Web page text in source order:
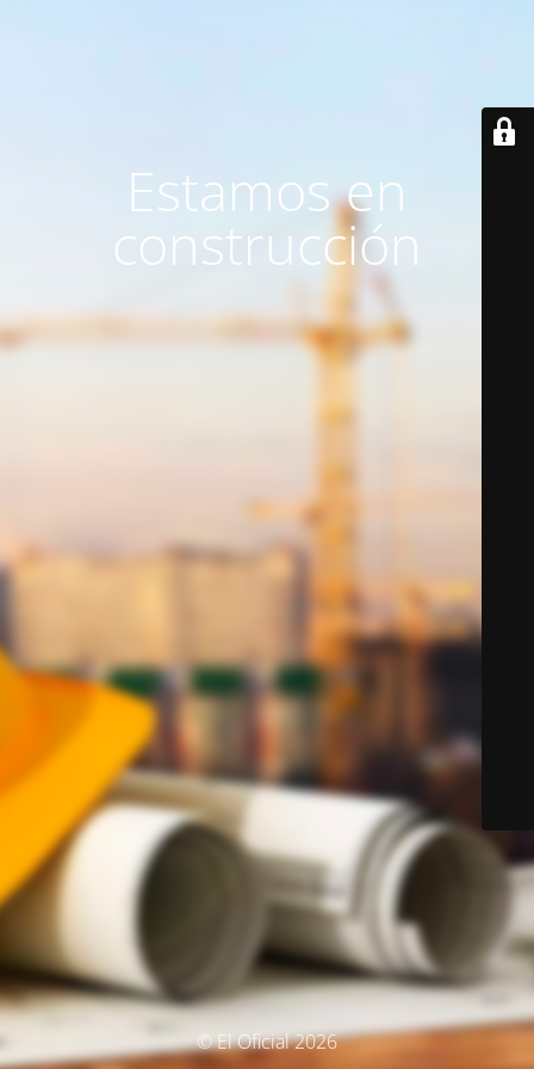
Estamos en
construcción
© El Oficial 2026